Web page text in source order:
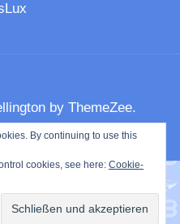
by ThemeZee.
By continuing to use this
cookies, see here: Cookie-